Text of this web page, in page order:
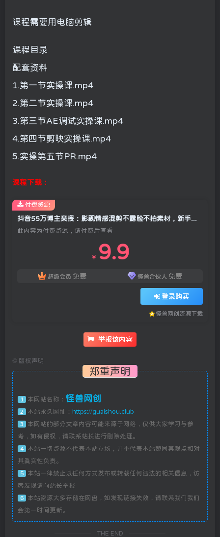
课程需要用电脑剪辑
课程目录
配套资料
1.第一节实操课.mp4
2.第二节实操课.mp4
3.第三节AE调试实操课.mp4
4.第四节剪映实操课.mp4
5.实操第五节PR.mp4
课程下载：
抖音55万博主亲授：影视情感混剪不露脸不拍素材，新手也能拿精选分成收益
此内容为付费资源，请付费后查看
￥ 9.9
超级会员 免费 怪兽合伙人 免费
登录购买
怪兽网创资源下载
付费资源
举报该内容
© 版权声明
郑重声明
1 本网站名称： 怪兽网创
2 本站永久网址： https://guaishou.club
3
本网站的部分文章内容可能来源于网络，仅供大家学习与参
考，如有侵权，请联系站长进行删除处理。
4
本站一切资源不代表本站立场，并不代表本站赞同其观点和对
其真实性负责。
5
本站一律禁止以任何方式发布或转载任何违法的相关信息，访
客发现请向站长举报
6
本站资源大多存储在网盘，如发现链接失效，请联系我们我们
会第一时间更新。
THE END